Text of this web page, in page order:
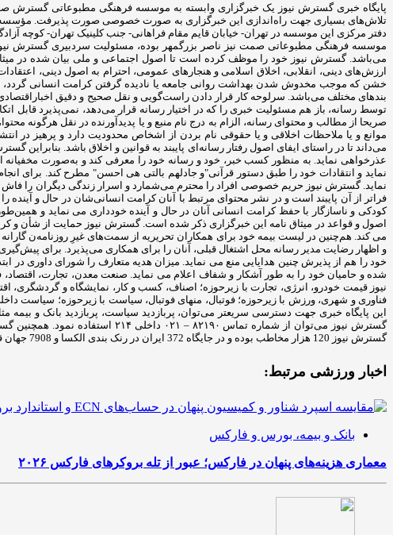
پایگاه خبری گسترش نیوز یک خبرگزاری وابسته به موسسه فرهنگی مطبوعاتی گسترش
موسسه فرهنگی مطبوعاتی صمت نیز ناصر بزرگمهر بوده، مسئولیت سردبیری گسترش
می‌باشد. گسترش نیوز خود را موظف کرده است تا اصول اجتماعی و ملی بیان شده در
ارزش‌های دینی، انقلابی، اخلاق اسلامی و هنجارهای عمومی، احترام به اصول دینی،
خشن که موجب مخدوش شدن بهداشت روانی جامعه یا نادیده گرفتن کرامت انسانی گردد،
بندهای مختلف می‌باشد. سرلوحه کار قرار دادن راست‌گویی و نقل صحیح و دقیق
توسط رسانه، باز هم مسئولیت خبری را که در اختیار رسانه قرار می‌دهد، نمی‌پذیرد قابل
صریحا از مطالب و محتوای رسانه، الزام به درج نام منبع و یا پدیدآورنده در نقل هرگونه
موانع و یا ملاحظات اخلاقی و یا حقوقی نام بردن از اشخاص محدودیت دارد و پرهیز در
می‌داند تا در راستای ایفای اصول رفتار رسانه‌ای پایبند به قوانین و اخلاق باشد.
عذرخواهی نماید. به منظور کسب خبر، خود و رسانه خود را معرفی کند و به‌صورت مخفیانه
نماید و انتقادات‌ خود را طبق دستور قرآنی"و جادلهم بالتی هی احسن" مطرح کند. برای
نماید. گسترش نیوز حریم خصوصی افراد را محترم می‌شمارد و اسرار زندگی دیگران را فاش
فراتر از آن پایبند است و در نشر محتوای مرتبط با آنان کرامت انسانی‌شان در حال و
کودکی و ناسازگار با حفظ کرامت انسانی آنان در حال و آینده خودداری می نماید و
اصول و قواعد در میثاق نامه این خبرگزاری ذکر شده است. گسترش نیوز حمایت از شأن و
می کند. هم‌چنین در لیست بیمه خود برای همکاران تحریریه از سمت‌های غیرِ روزنامه‌ن
و اظهار رضایت مدیر رسانه محل اشتغال قبلی، آنان را برای همکاری می‌پذیرد. برای
خود را هم از پذیرش چنین هدایایی منع می نماید. میزان هدیه متعارف را شورای داوری در
شده و حامیان خود را به ‌طور آشکار و شفاف اعلام می نماید. صنعت معدن، تجارت،
نیوز قیمت خودرو، انرژی، تجارت با زیرحوزه؛ اصناف، کسب و کار، نمایشگاه و گردشگری،
فناوری و شهری، ورزش با زیرحوزه؛ فوتبال، منهای فوتبال، سیاست با زیرحوزه؛ سیاست
این پایگاه خبری جهت دسترسی سریعتر می‌توان، پربازدید سیاست، پربازدید بانک و بیمه
گسترش نیوز 120 هزار مخاطب بوده و در جایگاه 372 ایران در رنک بندی الکسا و 7908 جهان قرار دارد.
اخبار ورزشی مرتبط:
بانک و بیمه، بورس و فارکس
معماری هزینه‌های پنهان در فارکس؛ عبور از تله بروکرهای فارکس ۲۰۲۶